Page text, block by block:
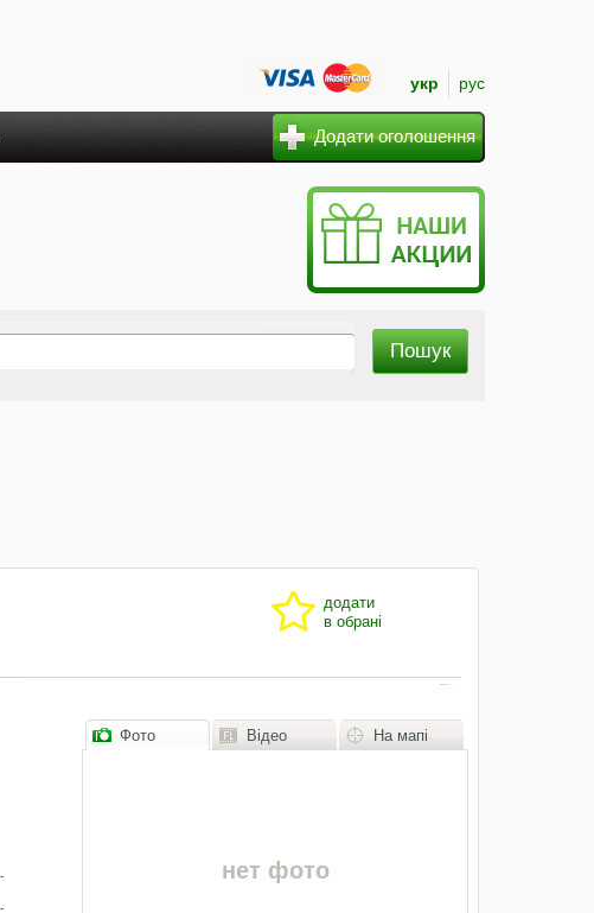
укр рус
Додати оголошення
додати
в обрані
Фото Відео На мапі
нет фото